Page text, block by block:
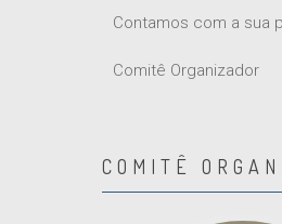
Contamos com a sua
Comitê Organizador
COMITÊ